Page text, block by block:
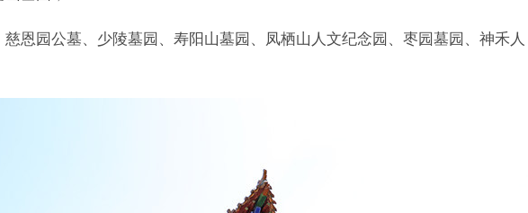
恩园公墓、少陵墓园、寿阳山墓园、凤栖山人文纪念园、枣园墓园、神禾人